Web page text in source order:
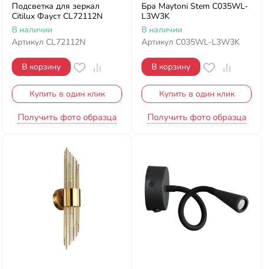
Подсветка для зеркал
Citilux Фауст CL72112N
В наличии
Артикул CL72112N
В корзину
Купить в один клик
Получить фото образца
Бра Maytoni Stem C035WL-
L3W3K
В наличии
Артикул C035WL-L3W3K
В корзину
Купить в один клик
Получить фото образца